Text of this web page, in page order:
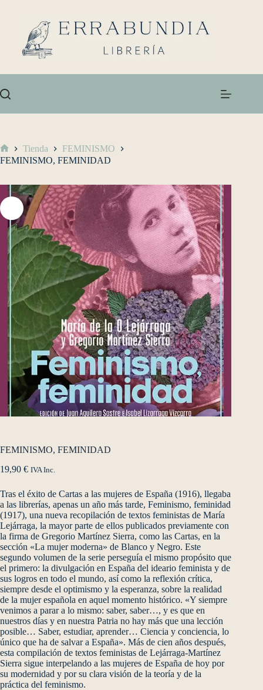
Tienda
FEMINISMO
FEMINISMO, FEMINIDAD
FEMINISMO, FEMINIDAD
19,90 € IVA Inc.
Tras el éxito de Cartas a las mujeres de España (1916), llegaba
a las librerías, apenas un año más tarde, Feminismo, feminidad
(1917), una nueva recopilación de textos feministas de María
Lejárraga, la mayor parte de ellos publicados previamente con
la firma de Gregorio Martínez Sierra, como las Cartas, en la
sección «La mujer moderna» de Blanco y Negro. Este
segundo volumen de la serie perseguía el mismo propósito que
el primero: la divulgación en España del ideario feminista y de
sus logros en todo el mundo, así como la reflexión crítica,
siempre desde el optimismo y la esperanza, sobre la realidad
de la mujer española en aquel momento histórico. «Y siempre
venimos a parar a lo mismo: saber, saber…, y es que en
nuestros días y en nuestra Patria no hay más que una lección
posible… Saber, estudiar, aprender… Ciencia y conciencia, lo
único que ha de salvar a España». Más de cien años después,
esta compilación de textos feministas de Lejárraga-Martínez
Sierra sigue interpelando a las mujeres de España de hoy por
su modernidad y por su clara visión de la teoría y de la
práctica del feminismo.